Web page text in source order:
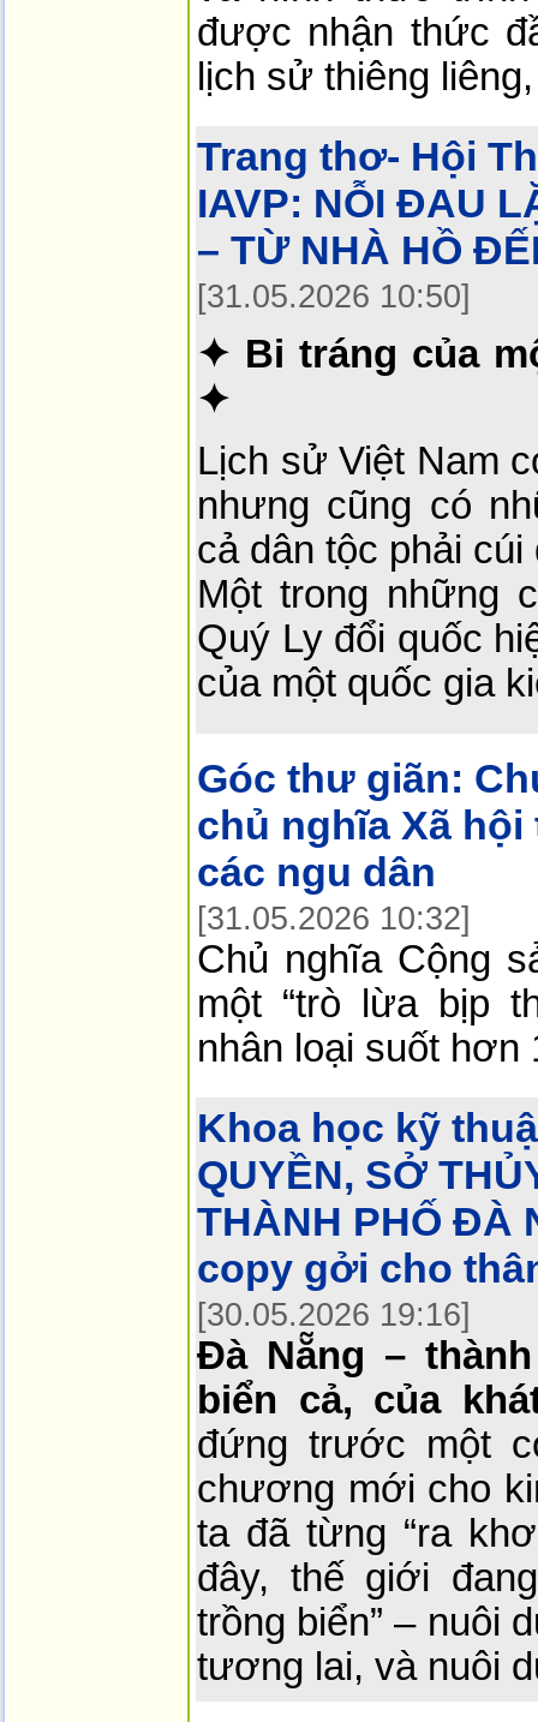
được nhận thức
lịch sử thiêng
Trang thơ- Hội
IAVP: NỖI ĐAU
– TỪ NHÀ HỒ
[31.05.2026 10:50]
✦ Bi tráng của
✦
Lịch sử Việt Nam
nhưng cũng có
cả dân tộc phải
Một trong những
Quý Ly đổi quốc
của một quốc gia
Góc thư giãn:
chủ nghĩa Xã
các ngu dân
[31.05.2026 10:32]
Chủ nghĩa Cộng
một “trò lừa bịp
nhân loại suốt hơn
Khoa học kỹ
QUYỀN, SỞ
THÀNH PHỐ ĐÀ
copy gởi cho
[30.05.2026 19:16]
Đà Nẵng –
biển cả, của
đứng trước một
chương mới cho
ta đã từng “ra
đây, thế giới
trồng biển” – nuôi
tương lai, và nuôi